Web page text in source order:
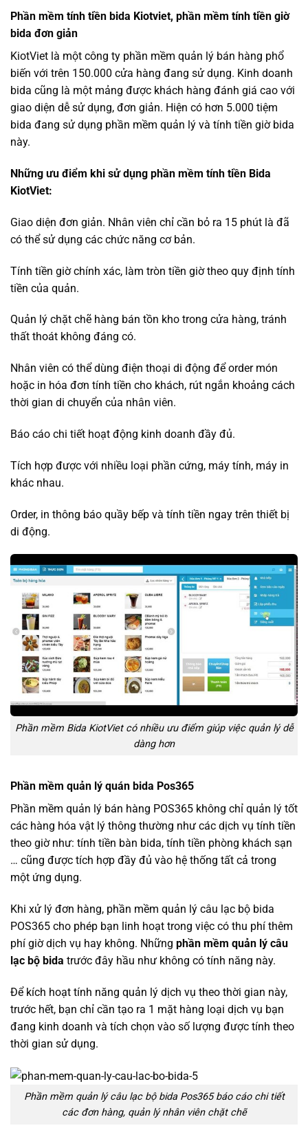
Phần mềm tính tiền bida Kiotviet, phần mềm tính tiền giờ
bida đơn giản
KiotViet là một công ty phần mềm quản lý bán hàng phổ
biến với trên 150.000 cửa hàng đang sử dụng. Kinh doanh
bida cũng là một mảng được khách hàng đánh giá cao với
giao diện dễ sử dụng, đơn giản. Hiện có hơn 5.000 tiệm
bida đang sử dụng phần mềm quản lý và tính tiền giờ bida
này.
Những ưu điểm khi sử dụng phần mềm tính tiền Bida
KiotViet:
Giao diện đơn giản. Nhân viên chỉ cần bỏ ra 15 phút là đã
có thể sử dụng các chức năng cơ bản.
Tính tiền giờ chính xác, làm tròn tiền giờ theo quy định tính
tiền của quản.
Quản lý chặt chẽ hàng bán tồn kho trong cửa hàng, tránh
thất thoát không đáng có.
Nhân viên có thể dùng điện thoại di động để order món
hoặc in hóa đơn tính tiền cho khách, rút ngắn khoảng cách
thời gian di chuyển của nhân viên.
Báo cáo chi tiết hoạt động kinh doanh đầy đủ.
Tích hợp được với nhiều loại phần cứng, máy tính, máy in
khác nhau.
Order, in thông báo quầy bếp và tính tiền ngay trên thiết bị
di động.
Phần mềm Bida KiotViet có nhiều ưu điểm giúp việc quản lý dễ
dàng hơn
Phần mềm quản lý quán bida Pos365
Phần mềm quản lý bán hàng POS365 không chỉ quản lý tốt
các hàng hóa vật lý thông thường như các dịch vụ tính tiền
theo giờ như: tính tiền bàn bida, tính tiền phòng khách sạn
… cũng được tích hợp đầy đủ vào hệ thống tất cả trong
một ứng dụng.
Khi xử lý đơn hàng, phần mềm quản lý câu lạc bộ bida
POS365 cho phép bạn linh hoạt trong việc có thu phí thêm
phí giờ dịch vụ hay không. Những phần mềm quản lý câu
lạc bộ bida trước đây hầu như không có tính năng này.
Để kích hoạt tính năng quản lý dịch vụ theo thời gian này,
trước hết, bạn chỉ cần tạo ra 1 mặt hàng loại dịch vụ bạn
đang kinh doanh và tích chọn vào số lượng được tính theo
thời gian sử dụng.
Phần mềm quản lý câu lạc bộ bida Pos365 báo cáo chi tiết
các đơn hàng, quản lý nhân viên chặt chẽ